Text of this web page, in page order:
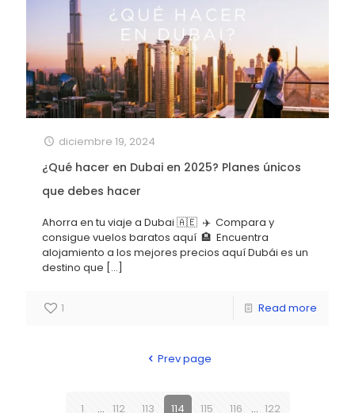
diciembre 19, 2024
¿Qué hacer en Dubai en 2025? Planes únicos
que debes hacer
Ahorra en tu viaje a Dubai 🇦🇪 ✈️ Compara y
consigue vuelos baratos aquí 🏨 Encuentra
alojamiento a los mejores precios aquí Dubái es un
destino que […]
1 Read more
Prev page
1 ... 112 113 114 115 116 ... 122